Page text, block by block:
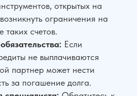
открытых на
ограничения на
таких счетов.
Если
не выплачиваются
партнер может нести
за погашение долга.